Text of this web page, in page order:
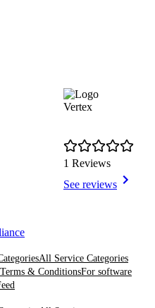
Vertex
1 Reviews
See reviews
All Service Categories
Terms & ConditionsFor software